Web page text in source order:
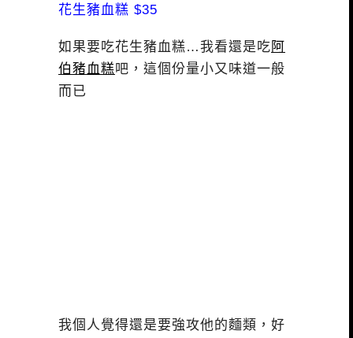
花生豬血糕 $35
如果要吃花生豬血糕…我看還是吃 阿
伯豬血糕吧，這個份量小又味道一般
而已
我個人覺得還是要強攻他的麵類，好